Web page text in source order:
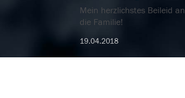
Mein herzlichstes Beileid an
die Familie!
19.04.2018